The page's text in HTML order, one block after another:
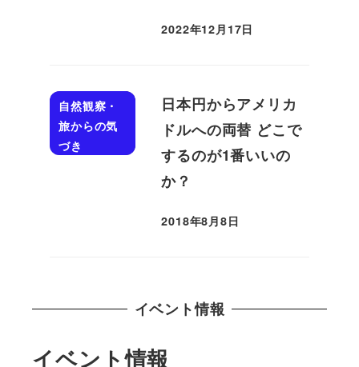
投稿日
2022年12月17日
自然観察・
旅からの気
づき
日本円からアメリカ
ドルへの両替 どこで
するのが1番いいの
か？
投稿日
2018年8月8日
イベント情報
イベント情報